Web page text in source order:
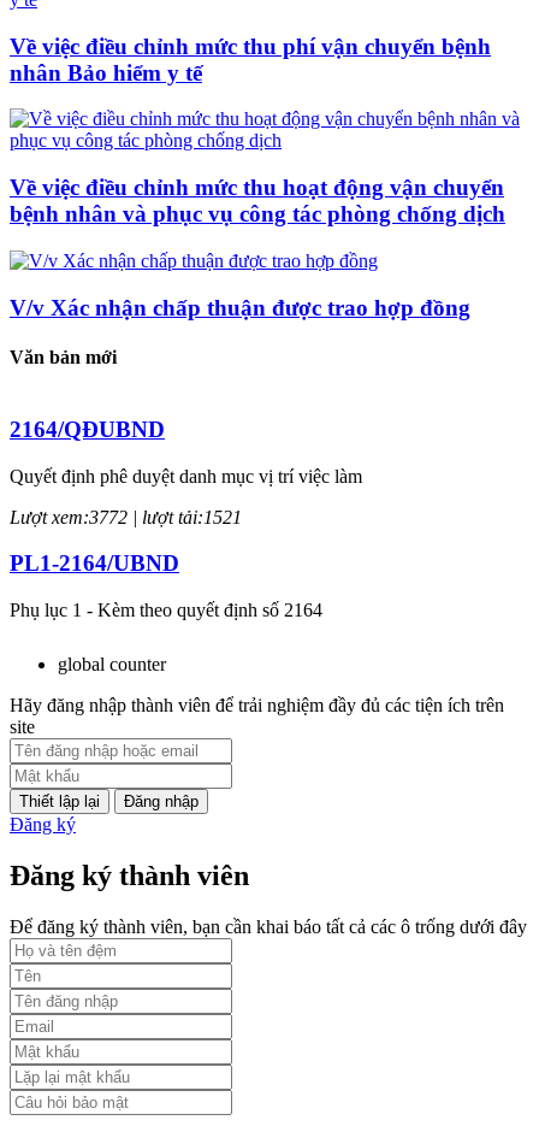
Về việc điều chỉnh mức thu phí vận chuyển bệnh
nhân Bảo hiểm y tế
Về việc điều chỉnh mức thu hoạt động vận chuyển
bệnh nhân và phục vụ công tác phòng chống dịch
V/v Xác nhận chấp thuận được trao hợp đồng
Văn bản mới
2164/QĐUBND
Quyết định phê duyệt danh mục vị trí việc làm
Lượt xem:3772 | lượt tải:1521
PL1-2164/UBND
Phụ lục 1 - Kèm theo quyết định số 2164
PL2-2164/UBND
Phụ lục 2 - Kèm theo quyết định số 2164
Lượt xem:1998 | lượt tải:1060
PL3-2164/UBND
Phụ lục 3 - Kèm theo quyết định số 2164
Lượt xem:2010 | lượt tải:1159
52/2019/QH14
Luật sửa đổi, bổ sung một số điều của luật cán bộ, công chức. luật
công chức
Lượt xem:1784 | lượt tải:546
global counter
Hãy đăng nhập thành viên để trải nghiệm đầy đủ các tiện ích trên
site
Đăng nhập
Đăng ký
Đăng ký thành viên
Để đăng ký thành viên, bạn cần khai báo tất cả các ô trống dưới đây